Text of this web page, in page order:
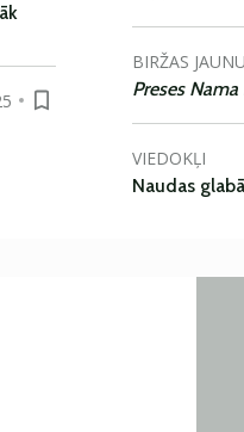
BIRŽAS
Preses
VIEDOKĻI
Naudas